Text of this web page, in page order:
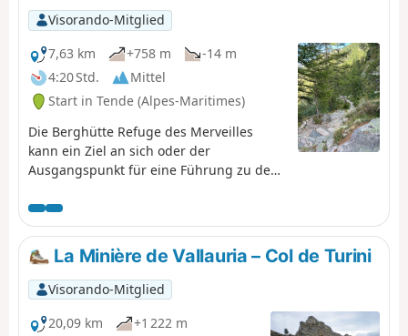
Visorando-Mitglied
7,63 km
+758 m
-14 m
4:20 Std.
Mittel
Start in Tende (Alpes-Maritimes)
Die Berghütte Refuge des Merveilles
kann ein Ziel an sich oder der
Ausgangspunkt für eine Führung zu den
Wanderungen sein. Der Aufstieg zur
Berghütte über den Lac des Mesches
dauert 3 Stunden und 15 Minuten (ohne
Pausen) und hat den Vorteil, dass er mit
dem Auto oder öffentlichen
Verkehrsmitteln erreichbar ist (siehe
„Praktische Informationen”).
La Minière de Vallauria – Col de Turini
Visorando-Mitglied
20,09 km
+1 222 m